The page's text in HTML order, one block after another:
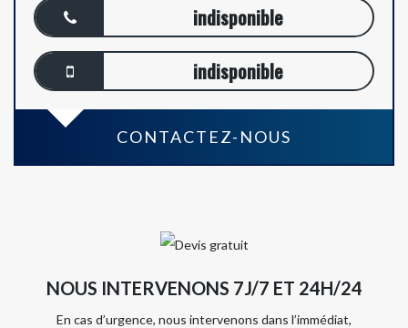
indisponible
indisponible
CONTACTEZ-NOUS
NOUS INTERVENONS 7J/7 ET 24H/24
En cas d’urgence, nous intervenons dans l’immédiat,